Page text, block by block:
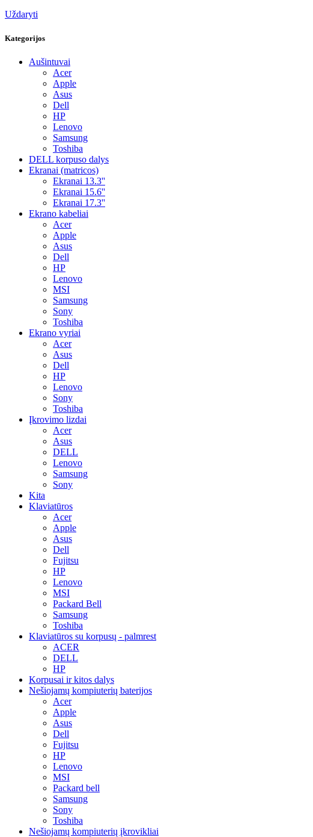
Uždaryti
Kategorijos
Aušintuvai
Acer
Apple
Asus
Dell
HP
Lenovo
Samsung
Toshiba
DELL korpuso dalys
Ekranai (matricos)
Ekranai 13.3''
Ekranai 15.6''
Ekranai 17.3''
Ekrano kabeliai
Acer
Apple
Asus
Dell
HP
Lenovo
MSI
Samsung
Sony
Toshiba
Ekrano vyriai
Acer
Asus
Dell
HP
Lenovo
Sony
Toshiba
Įkrovimo lizdai
Acer
Asus
DELL
Lenovo
Samsung
Sony
Kita
Klaviatūros
Acer
Apple
Asus
Dell
Fujitsu
HP
Lenovo
MSI
Packard Bell
Samsung
Toshiba
Klaviatūros su korpusų - palmrest
ACER
DELL
HP
Korpusai ir kitos dalys
Nešiojamų kompiuterių baterijos
Acer
Apple
Asus
Dell
Fujitsu
HP
Lenovo
MSI
Packard bell
Samsung
Sony
Toshiba
Nešiojamų kompiuterių įkrovikliai